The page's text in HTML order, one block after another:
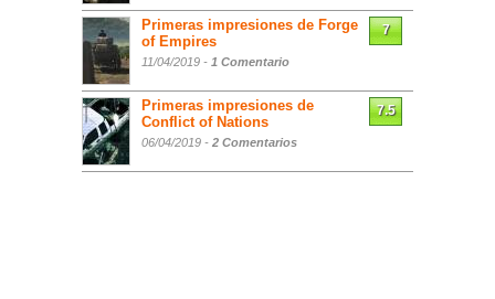
Primeras impresiones de Forge
of Empires
11/04/2019 - 1 Comentario
7
Primeras impresiones de
Conflict of Nations
06/04/2019 - 2 Comentarios
7.5